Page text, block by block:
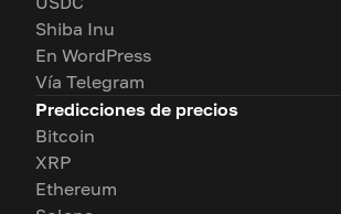
Shiba Inu
En WordPress
Vía Telegram
Predicciones de precios
Bitcoin
XRP
Ethereum